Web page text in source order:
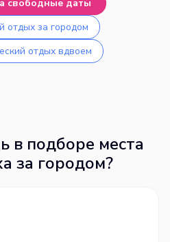
свободные даты
отдых за городом
отдых вдвоем
в подборе места
за городом?